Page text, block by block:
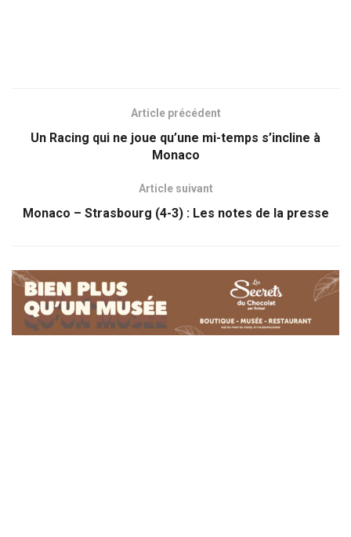
Article précédent
Un Racing qui ne joue qu’une mi-temps s’incline à
Monaco
Article suivant
Monaco – Strasbourg (4-3) : Les notes de la presse